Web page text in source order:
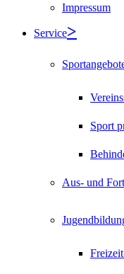
Impressum
Service
Sport
Aus- und